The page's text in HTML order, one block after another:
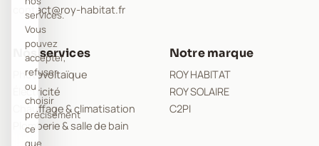
contact@roy-habitat.fr
Nos services
Photovoltaïque
Électricité
Chauffage & climatisation
Plomberie & salle de bain
Notre marque
ROY HABITAT
ROY SOLAIRE
C2PI
services.
Vous
pouvez
accepter,
refuser,
ou
choisir
précisément
ce
que